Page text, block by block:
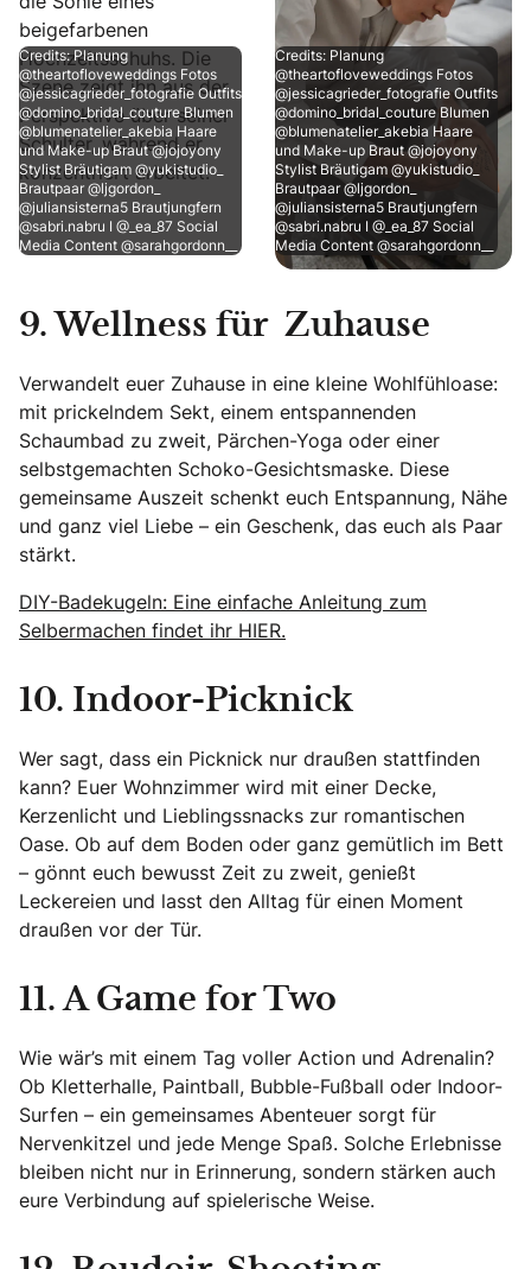
Credits: Planung
@theartofloveweddings Fotos
@jessicagrieder_fotografie Outfits
@domino_bridal_couture Blumen
@blumenatelier_akebia Haare
und Make-up Braut @jojoyony
Stylist Bräutigam @yukistudio_
Brautpaar @ljgordon_
@juliansisterna5 Brautjungfern
@sabri.nabru I @_ea_87 Social
Media Content @sarahgordonn__
Credits: Planung
@theartofloveweddings Fotos
@jessicagrieder_fotografie Outfits
@domino_bridal_couture Blumen
@blumenatelier_akebia Haare
und Make-up Braut @jojoyony
Stylist Bräutigam @yukistudio_
Brautpaar @ljgordon_
@juliansisterna5 Brautjungfern
@sabri.nabru I @_ea_87 Social
Media Content @sarahgordonn__
9. Wellness für Zuhause
Verwandelt euer Zuhause in eine kleine Wohlfühloase:
mit prickelndem Sekt, einem entspannenden
Schaumbad zu zweit, Pärchen-Yoga oder einer
selbstgemachten Schoko-Gesichtsmaske. Diese
gemeinsame Auszeit schenkt euch Entspannung, Nähe
und ganz viel Liebe – ein Geschenk, das euch als Paar
stärkt.
DIY-Badekugeln: Eine einfache Anleitung zum
Selbermachen findet ihr HIER.
10. Indoor-Picknick
Wer sagt, dass ein Picknick nur draußen stattfinden
kann? Euer Wohnzimmer wird mit einer Decke,
Kerzenlicht und Lieblingssnacks zur romantischen
Oase. Ob auf dem Boden oder ganz gemütlich im Bett
– gönnt euch bewusst Zeit zu zweit, genießt
Leckereien und lasst den Alltag für einen Moment
draußen vor der Tür.
11. A Game for Two
Wie wär’s mit einem Tag voller Action und Adrenalin?
Ob Kletterhalle, Paintball, Bubble-Fußball oder Indoor-
Surfen – ein gemeinsames Abenteuer sorgt für
Nervenkitzel und jede Menge Spaß. Solche Erlebnisse
bleiben nicht nur in Erinnerung, sondern stärken auch
eure Verbindung auf spielerische Weise.